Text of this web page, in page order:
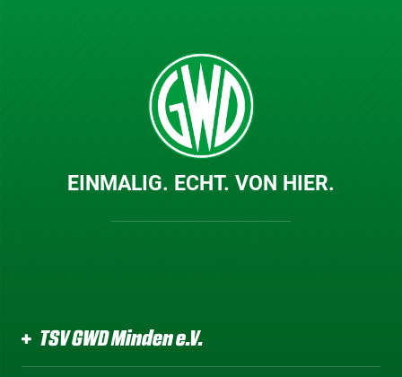
EINMALIG. ECHT. VON HIER.
TSV GWD Minden e.V.